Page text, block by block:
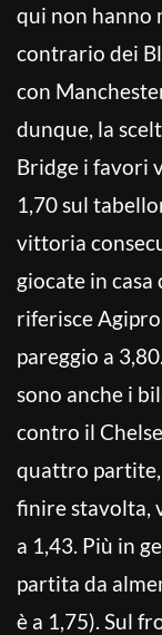
qui non hanno
contrario dei
con
dunque, la
Bridge i favori
1,70 sul
vittoria
giocate in
riferisce
pareggio a
sono anche i
contro il
quattro partite,
finire stavolta,
a 1,43. Più in
partita da
è a 1,75). Sul